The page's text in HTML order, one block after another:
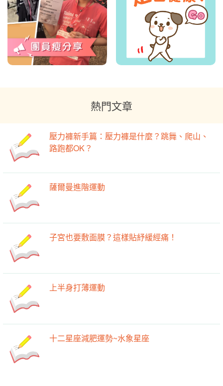
熱門文章
壓力褲新手篇：壓力褲是什麼？跳舞、爬山、
路跑都OK？
薩爾曼進階運動
子宮也要敷面膜？這樣貼紓緩經痛！
上半身打薄運動
十二星座減肥運勢~水象星座